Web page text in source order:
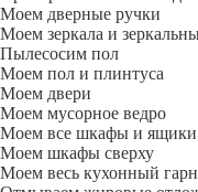
Моем дверные ручки
Моем зеркала и
Пылесосим пол
Моем пол и плинтуса
Моем двери
Моем мусорное ведро
Моем все шкафы и ящики
Моем шкафы сверху
Моем весь кухонный